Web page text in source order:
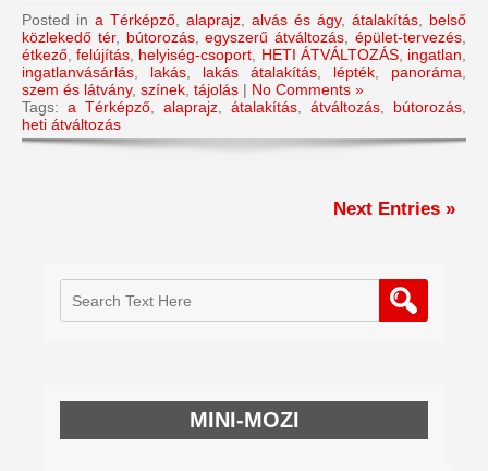
Posted in a Térképző, alaprajz, alvás és ágy, átalakítás, belső
közlekedő tér, bútorozás,egyszerű átváltozás,épület-tervezés,
étkező,felújítás, helyiség-csoport, HETI ÁTVÁLTOZÁS, ingatlan,
ingatlanvásárlás, lakás, lakás átalakítás, lépték, panoráma,
szem és látvány, színek, tájolás | No Comments »
Tags: a Térképző, alaprajz, átalakítás, átváltozás, bútorozás,
heti átváltozás
Next Entries »
MINI-MOZI